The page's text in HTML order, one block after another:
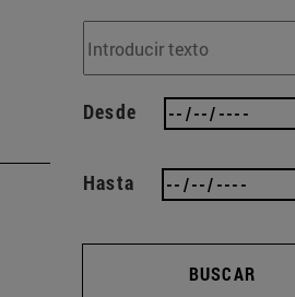
Desde
Hasta
BUSCAR